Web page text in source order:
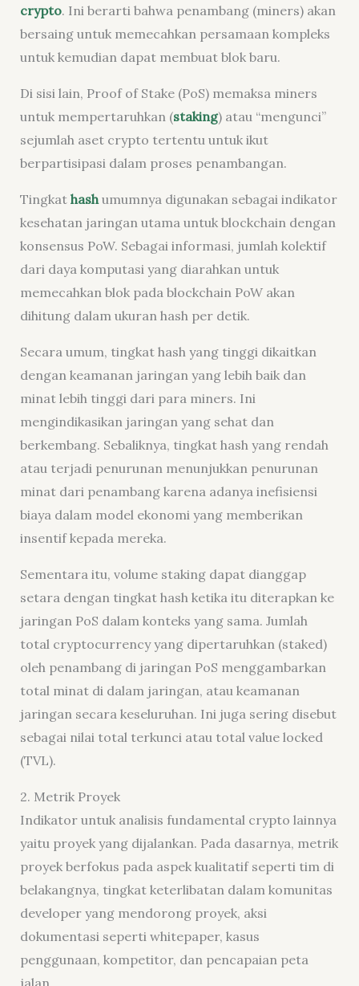
crypto. Ini berarti bahwa penambang (miners) akan
bersaing untuk memecahkan persamaan kompleks
untuk kemudian dapat membuat blok baru.
Di sisi lain, Proof of Stake (PoS) memaksa miners
untuk mempertaruhkan (staking) atau “mengunci”
sejumlah aset crypto tertentu untuk ikut
berpartisipasi dalam proses penambangan.
Tingkat hashumumnya digunakan sebagai indikator
kesehatan jaringan utama untuk blockchain dengan
konsensus PoW. Sebagai informasi, jumlah kolektif
dari daya komputasi yang diarahkan untuk
memecahkan blok pada blockchain PoW akan
dihitung dalam ukuran hash per detik.
Secara umum, tingkat hash yang tinggi dikaitkan
dengan keamanan jaringan yang lebih baik dan
minat lebih tinggi dari para miners. Ini
mengindikasikan jaringan yang sehat dan
berkembang. Sebaliknya, tingkat hash yang rendah
atau terjadi penurunan menunjukkan penurunan
minat dari penambang karena adanya inefisiensi
biaya dalam model ekonomi yang memberikan
insentif kepada mereka.
Sementara itu, volume staking dapat dianggap
setara dengan tingkat hash ketika itu diterapkan ke
jaringan PoS dalam konteks yang sama. Jumlah
total cryptocurrency yang dipertaruhkan (staked)
oleh penambang di jaringan PoS menggambarkan
total minat di dalam jaringan, atau keamanan
jaringan secara keseluruhan. Ini juga sering disebut
sebagai nilai total terkunci atau total value locked
(TVL).
2. Metrik Proyek
Indikator untuk analisis fundamental crypto lainnya
yaitu proyek yang dijalankan. Pada dasarnya, metrik
proyek berfokus pada aspek kualitatif seperti tim di
belakangnya, tingkat keterlibatan dalam komunitas
developer yang mendorong proyek, aksi
dokumentasi seperti whitepaper, kasus
penggunaan, kompetitor, dan pencapaian peta
jalan.